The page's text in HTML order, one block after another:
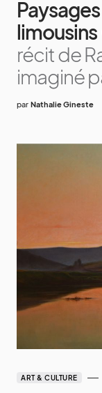
limousins
récit de
imaginé
par Nathalie Gineste
ART & CULTURE